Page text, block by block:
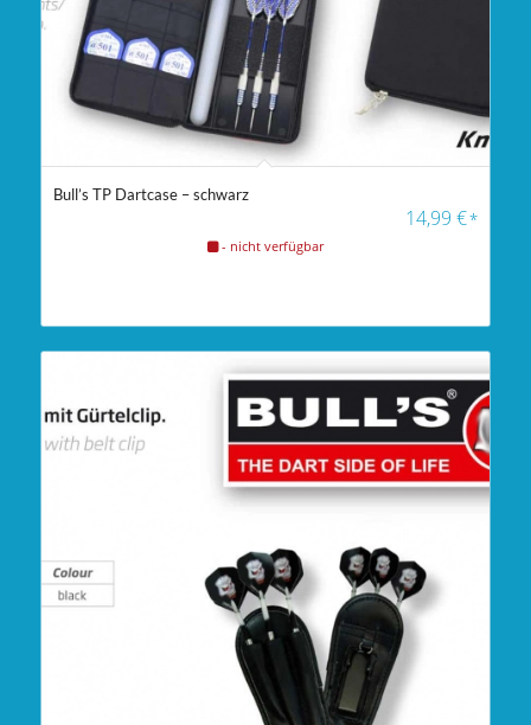
Bull’s TP Dartcase – schwarz
14,99€*
- nicht verfügbar